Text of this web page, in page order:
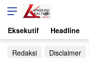
Eksekutif Headline
Redaksi Disclaimer